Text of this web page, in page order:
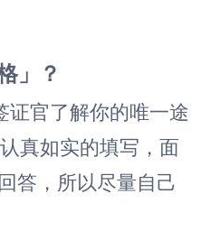
」？
证官了解你的唯一途
真如实的填写，面
答，所以尽量自己